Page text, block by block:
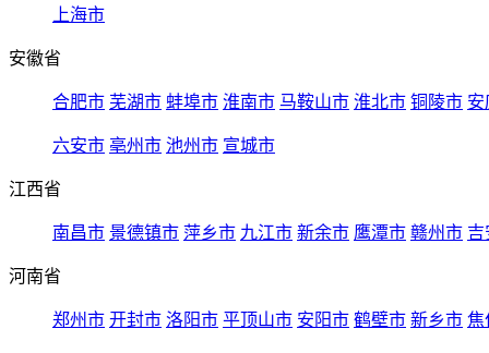
上海市
安徽省
合肥市 芜湖市 蚌埠市 淮南市 马鞍山市 淮北市 铜陵市 安
六安市 亳州市 池州市 宣城市
江西省
南昌市 景德镇市 萍乡市 九江市 新余市 鹰潭市 赣州市 吉
河南省
郑州市 开封市 洛阳市 平顶山市 安阳市 鹤壁市 新乡市 焦